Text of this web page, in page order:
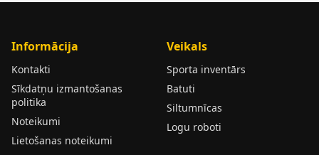
Informācija
Kontakti
Sīkdatņu izmantošanas
politika
Noteikumi
Lietošanas noteikumi
Veikals
Sporta inventārs
Batuti
Siltumnīcas
Logu roboti